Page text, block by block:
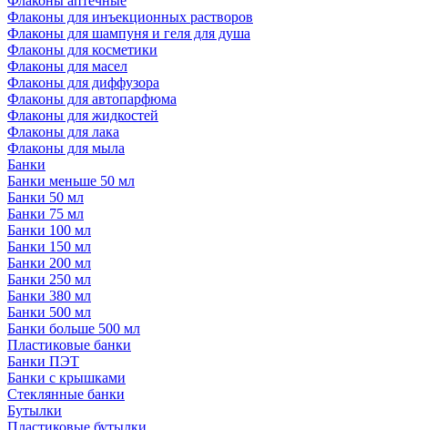
Флаконы для инъекционных растворов
Флаконы для шампуня и геля для душа
Флаконы для косметики
Флаконы для масел
Флаконы для диффузора
Флаконы для автопарфюма
Флаконы для жидкостей
Флаконы для лака
Флаконы для мыла
Банки
Банки меньше 50 мл
Банки 50 мл
Банки 75 мл
Банки 100 мл
Банки 150 мл
Банки 200 мл
Банки 250 мл
Банки 380 мл
Банки 500 мл
Банки больше 500 мл
Пластиковые банки
Банки ПЭТ
Банки с крышками
Стеклянные банки
Бутылки
Пластиковые бутылки